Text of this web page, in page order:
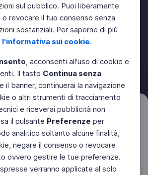
sul pubblico. Puoi liberamente
revocare il tuo consenso senza
sostanziali. Per saperne di più
l'informativa sui cookie.
, acconsenti all'uso di cookie e
Il tasto Continua senza
il banner, continuerai la navigazione
o altri strumenti di tracciamento
e riceverai pubblicità non
il pulsante Preferenze per
analitico soltanto alcune finalità,
negare il consenso o revocare
ovvero gestire le tue preferenze.
verranno applicate al solo